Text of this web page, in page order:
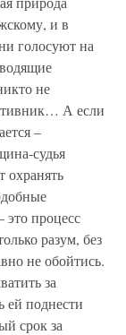
и в
голосуют на
не
А если
–
судья
охранять
процесс
разум, без
не обойтись.
за
ей поднести
срок за